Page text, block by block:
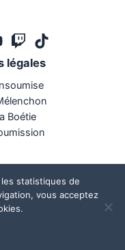
légales
Boétie
communication
statistiques de
vous acceptez